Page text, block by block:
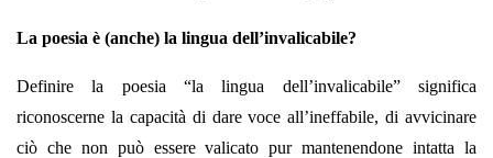
La poesia è (anche) la lingua dell’invalicabile?
Definire la poesia “la lingua dell’invalicabile” significa
riconoscerne la capacità di dare voce all’ineffabile, di avvicinare
ciò che non può essere valicato pur mantenendone intatta la